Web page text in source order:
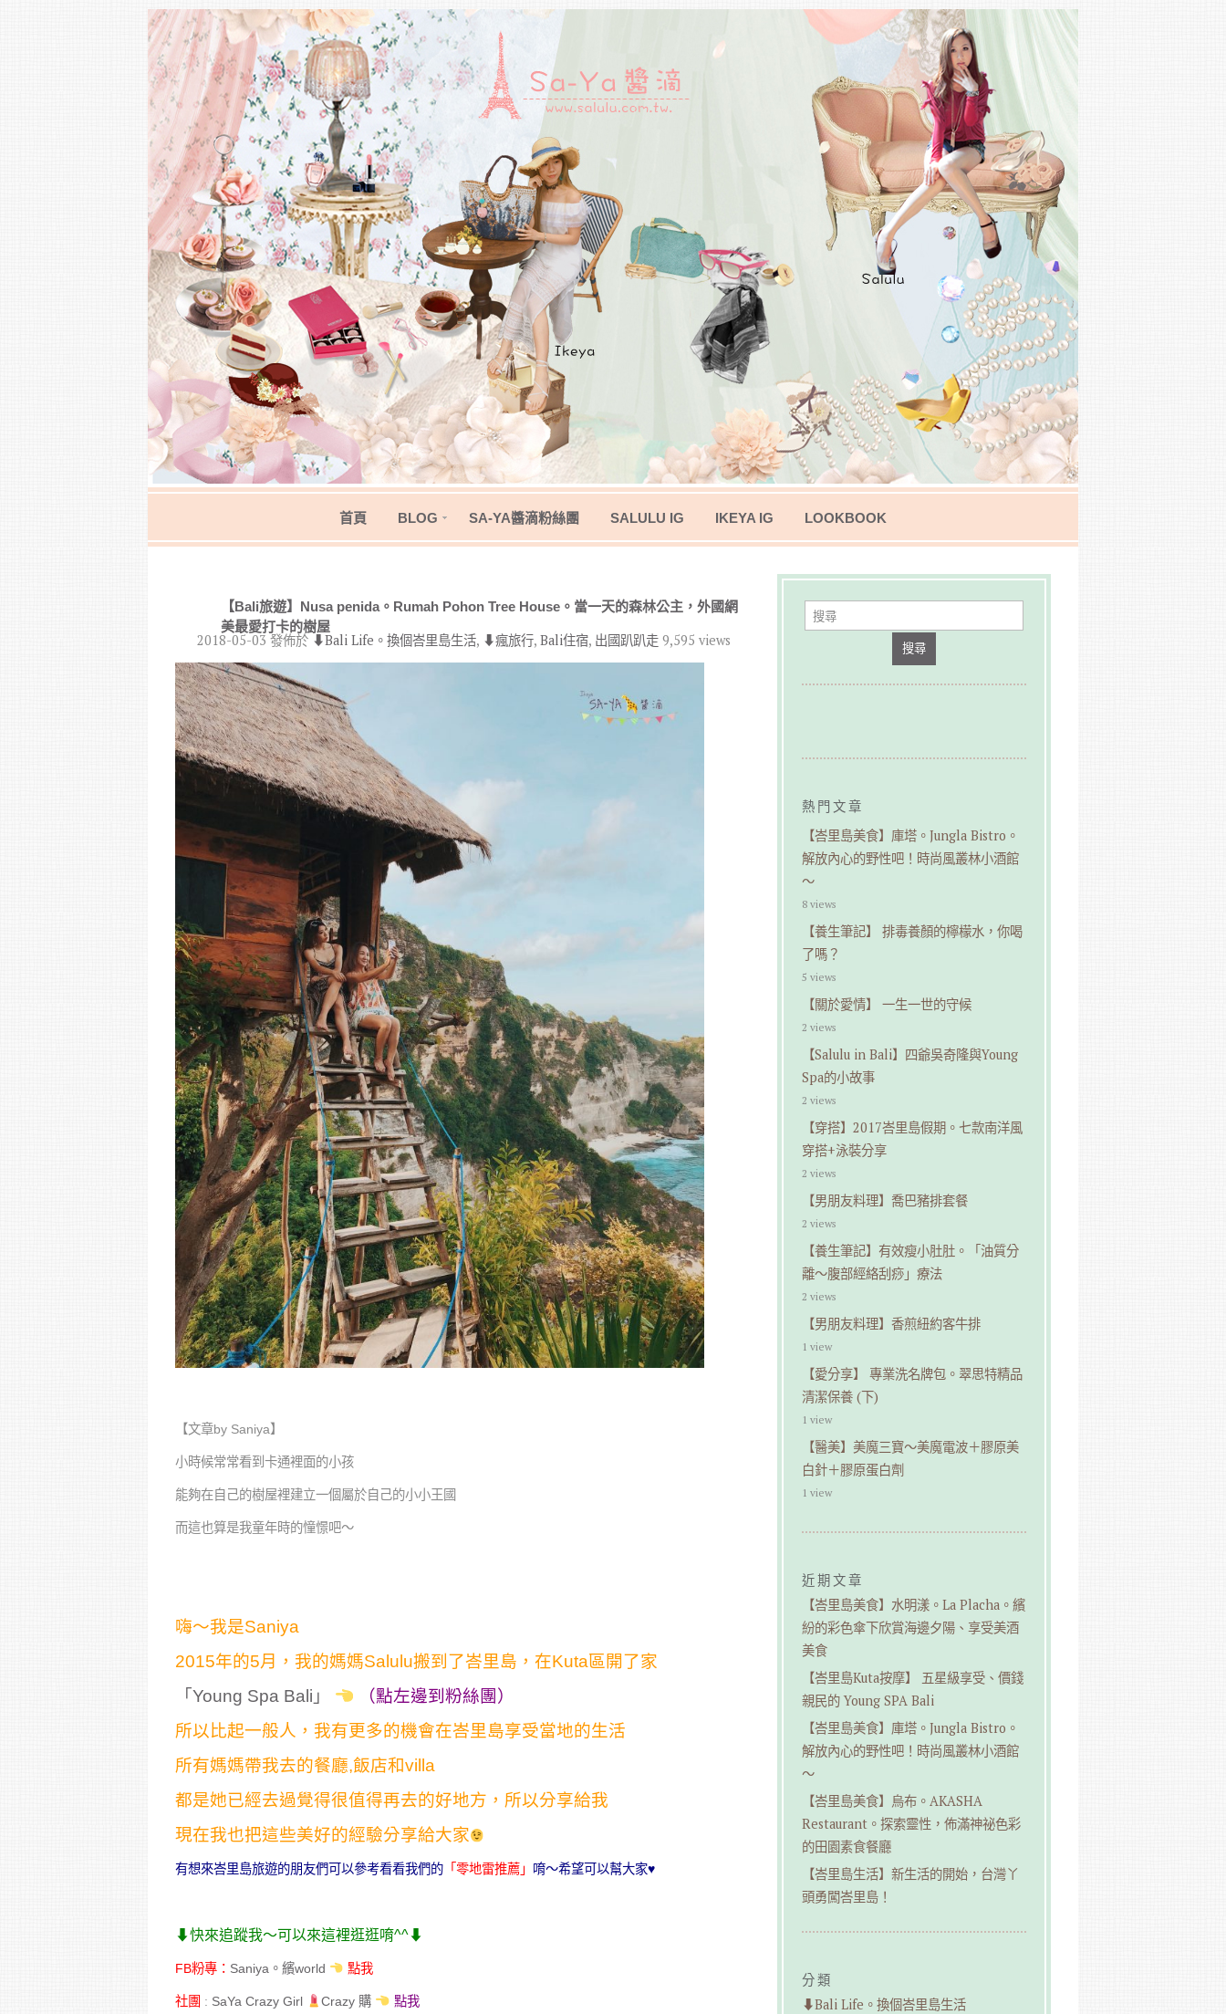
首頁 BLOG SA-YA醬滴粉絲團 SALULU IG IKEYA IG LOOKBOOK
【Bali旅遊】Nusa penida。Rumah Pohon Tree House。當一天的森林公主，外國網
美最愛打卡的樹屋
2018-05-03 發佈於 ⬇︎Bali Life。換個峇里島生活, ⬇︎瘋旅行, Bali住宿, 出國趴趴走 9,595 views
【文章by Saniya】
小時候常常看到卡通裡面的小孩
能夠在自己的樹屋裡建立一個屬於自己的小小王國
而這也算是我童年時的憧憬吧～
嗨～我是Saniya
2015年的5月，我的媽媽Salulu搬到了峇里島，在Kuta區開了家
「Young Spa Bali」
（點左邊到粉絲團）
所以比起一般人，我有更多的機會在峇里島享受當地的生活
所有媽媽帶我去的餐廳,飯店和villa
都是她已經去過覺得很值得再去的好地方，所以分享給我
現在我也把這些美好的經驗分享給大家
有想來峇里島旅遊的朋友們可以參考看看我們的 「零地雷推薦」 唷～希望可以幫大家♥
⬇︎快來追蹤我～可以來這裡逛逛唷^^⬇︎
FB粉專： Saniya。繽world 點我
社團 : SaYa Crazy Girl Crazy 購 點我
搜尋
熱門文章
【峇里島美食】庫塔。Jungla Bistro。
解放內心的野性吧！時尚風叢林小酒館
～
8 views
【養生筆記】 排毒養顏的檸檬水，你喝
了嗎？
5 views
【關於愛情】 一生一世的守候
2 views
【Salulu in Bali】四爺吳奇隆與Young
Spa的小故事
2 views
【穿搭】2017峇里島假期。七款南洋風
穿搭+泳裝分享
2 views
【男朋友料理】喬巴豬排套餐
2 views
【養生筆記】有效瘦小肚肚。「油質分
離～腹部經絡刮痧」療法
2 views
【男朋友料理】香煎紐約客牛排
1 view
【愛分享】 專業洗名牌包。翠思特精品
清潔保養 (下)
1 view
【醫美】美魔三寶～美魔電波＋膠原美
白針＋膠原蛋白劑
1 view
近期文章
【峇里島美食】水明漾。La Placha。繽
紛的彩色傘下欣賞海邊夕陽、享受美酒
美食
【峇里島Kuta按摩】 五星級享受、價錢
親民的 Young SPA Bali
【峇里島美食】庫塔。Jungla Bistro。
解放內心的野性吧！時尚風叢林小酒館
～
【峇里島美食】烏布。AKASHA
Restaurant。探索靈性，佈滿神祕色彩
的田園素食餐廳
【峇里島生活】新生活的開始，台灣丫
頭勇闖峇里島！
分類
⬇︎Bali Life。換個峇里島生活